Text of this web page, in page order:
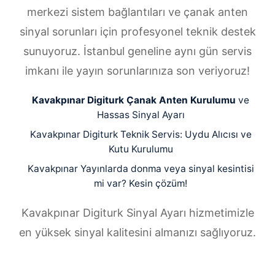
merkezi sistem bağlantıları ve çanak anten
sinyal sorunları için profesyonel teknik destek
sunuyoruz. İstanbul geneline aynı gün servis
imkanı ile yayın sorunlarınıza son veriyoruz!
Kavakpınar Digiturk Çanak Anten Kurulumu ve
Hassas Sinyal Ayarı
Kavakpınar Digiturk Teknik Servis: Uydu Alıcısı ve
Kutu Kurulumu
Kavakpınar Yayınlarda donma veya sinyal kesintisi
mi var? Kesin çözüm!
Kavakpınar Digiturk Sinyal Ayarı hizmetimizle
en yüksek sinyal kalitesini almanızı sağlıyoruz.